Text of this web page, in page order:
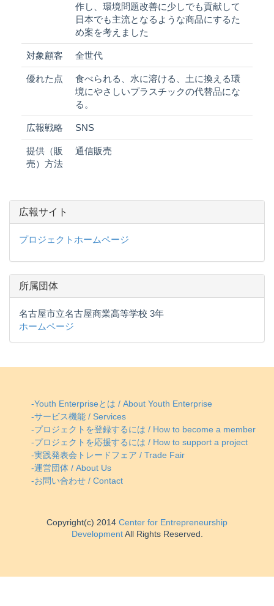
作し、環境問題改善に少しでも貢献して
日本でも主流となるような商品にするた
め案を考えました
対象顧客 全世代
優れた点
食べられる、水に溶ける、土に換える環
境にやさしいプラスチックの代替品にな
る。
広報戦略 SNS
提供（販
売）方法
通信販売
広報サイト
プロジェクトホームページ
所属団体
名古屋市立名古屋商業高等学校 3年
ホームページ
-Youth Enterpriseとは / About Youth Enterprise
-サービス機能 / Services
-プロジェクトを登録するには / How to become a member
-プロジェクトを応援するには / How to support a project
-実践発表会トレードフェア / Trade Fair
-運営団体 / About Us
-お問い合わせ / Contact
Copyright(c) 2014 Center for Entrepreneurship
DevelopmentAll Rights Reserved.